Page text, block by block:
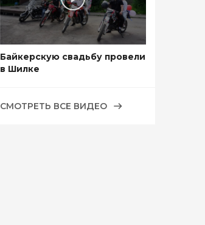
Байкерскую свадьбу провели
в Шилке
СМОТРЕТЬ ВСЕ ВИДЕО